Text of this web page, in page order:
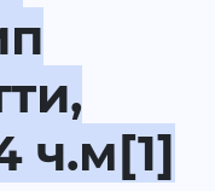
ч.м[1]